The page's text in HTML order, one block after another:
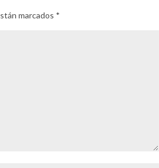
marcados *